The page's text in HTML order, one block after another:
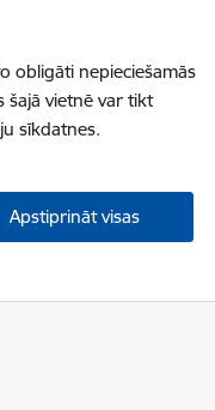
obligāti nepieciešamās
šajā vietnē var tikt
sīkdatnes.
Apstiprināt visas